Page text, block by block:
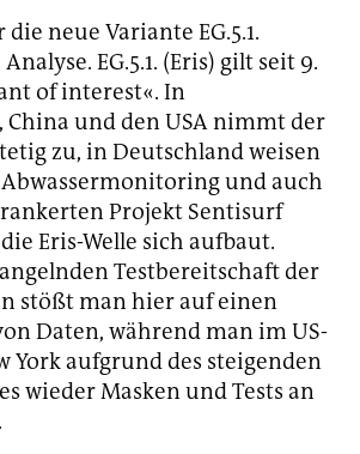
neue Variante EG.5.1.
EG.5.1. (Eris) gilt seit 9.
of interest«. In
und den USA nimmt der
zu, in Deutschland weisen
und auch
Projekt Sentisurf
Eris-Welle sich aufbaut.
Testbereitschaft der
stößt man hier auf einen
Daten, während man im US-
York aufgrund des steigenden
wieder Masken und Tests an